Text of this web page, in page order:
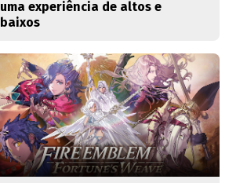
uma experiência de altos e
baixos